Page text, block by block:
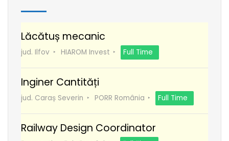
Lăcătuș mecanic
jud. Ilfov HIAROM Invest Full Time
Inginer Cantități
jud. Caraș Severin PORR România Full Time
Railway Design Coordinator